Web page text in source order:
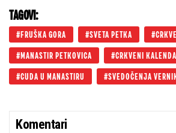
TAGOVI:
FRUŠKA GORA SVETA PETKA
MANASTIR PETKOVICA CRKVENI
CUDA U MANASTIRU SVEDOČENJA
Komentari